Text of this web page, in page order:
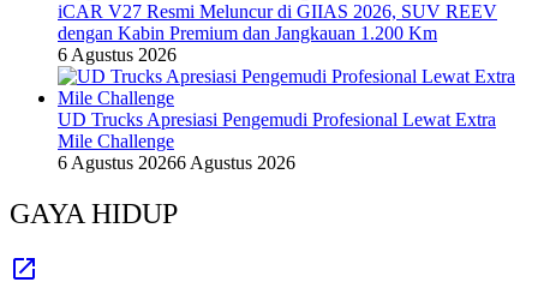
iCAR V27 Resmi Meluncur di GIIAS 2026, SUV REEV
dengan Kabin Premium dan Jangkauan 1.200 Km
6 Agustus 2026
UD Trucks Apresiasi Pengemudi Profesional Lewat Extra
Mile Challenge
6 Agustus 20266 Agustus 2026
GAYA HIDUP